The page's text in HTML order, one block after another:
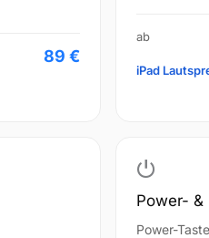
89 €
ab
iPad
⏻
Power-
Power-